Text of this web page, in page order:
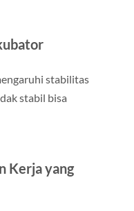
stabilitas
stabil bisa
Kerja yang